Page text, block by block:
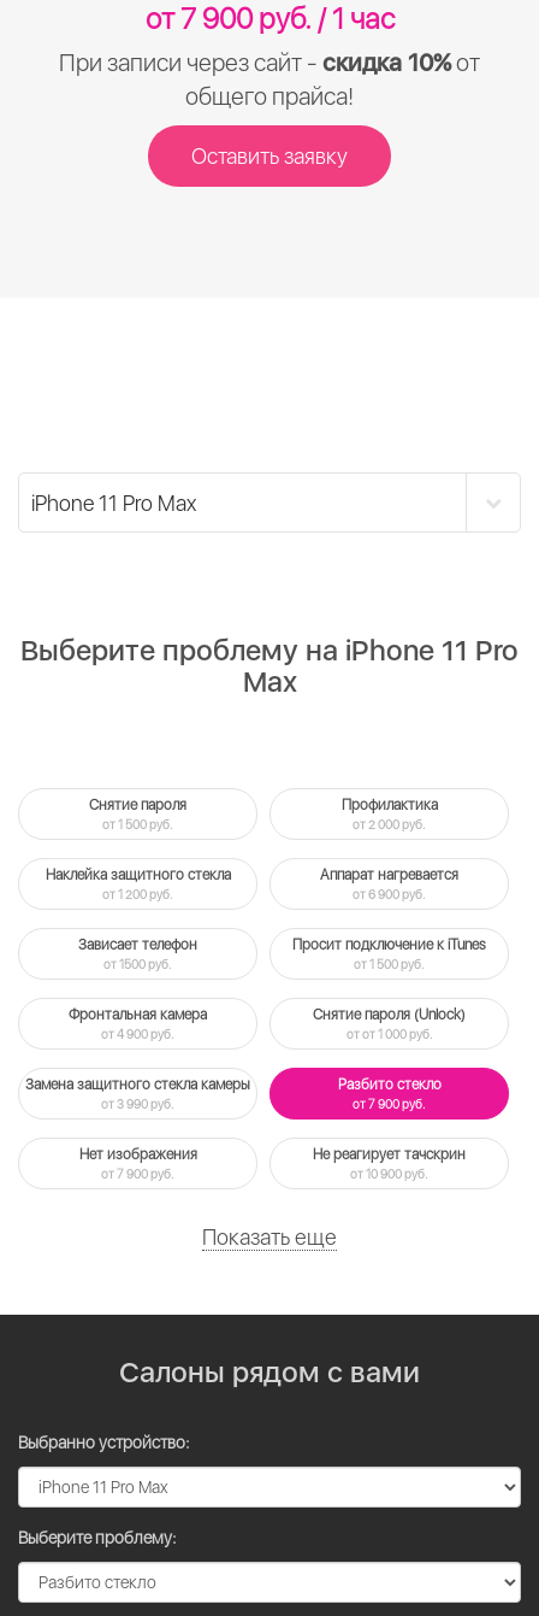
от 7 900 руб. / 1 час
При записи через сайт - скидка 10%от
общего прайса!
Оставить заявку
Выберите проблему на iPhone 11 Pro
Max
Снятие пароля
от 1 500 руб.
Профилактика
от 2 000 руб.
Наклейка защитного стекла
от 1 200 руб.
Аппарат нагревается
от 6 900 руб.
Зависает телефон
от 1500 руб.
Просит подключение к iTunes
от 1 500 руб.
Фронтальная камера
от 4 900 руб.
Снятие пароля (Unlock)
от от 1 000 руб.
Замена защитного стекла камеры
от 3 990 руб.
Разбито стекло
от 7 900 руб.
Нет изображения
от 7 900 руб.
Не реагирует тачскрин
от 10 900 руб.
Показать еще
Салоны рядом с вами
Выбранно устройство:
Выберите проблему: